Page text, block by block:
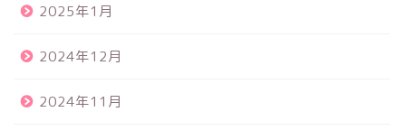
2025年1月
2024年12月
2024年11月